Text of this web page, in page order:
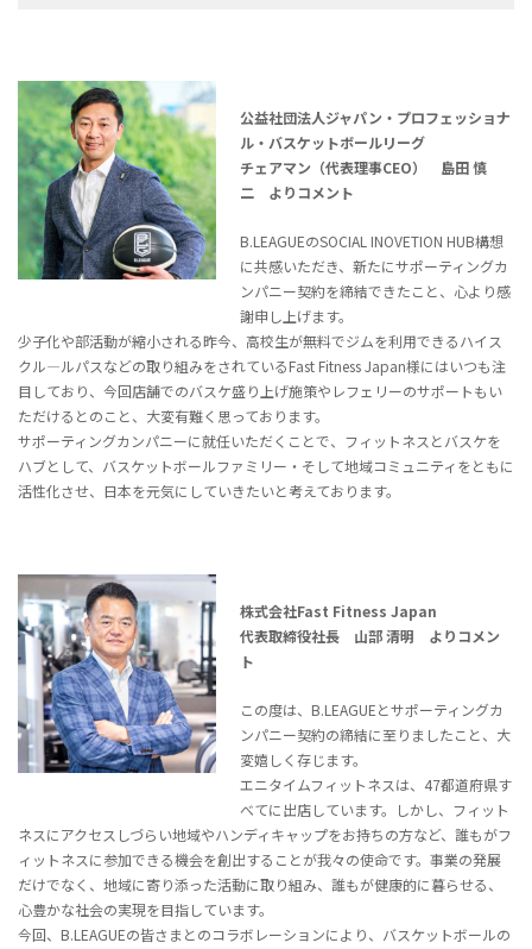
公益社団法人ジャパン・プロフェッショナ
ル・バスケットボールリーグ
チェアマン（代表理事CEO） 島田 慎
二 よりコメント
B.LEAGUEのSOCIAL INOVETION HUB構想
に共感いただき、新たにサポーティングカ
ンパニー契約を締結できたこと、心より感
謝申し上げます。
少子化や部活動が縮小される昨今、高校生が無料でジムを利用できるハイス
クル―ルパスなどの取り組みをされているFast Fitness Japan様にはいつも注
目しており、今回店舗でのバスケ盛り上げ施策やレフェリーのサポートもい
ただけるとのこと、大変有難く思っております。
サポーティングカンパニーに就任いただくことで、フィットネスとバスケを
ハブとして、バスケットボールファミリー・そして地域コミュニティをともに
活性化させ、日本を元気にしていきたいと考えております。
株式会社Fast Fitness Japan
代表取締役社長 山部 清明 よりコメン
ト
この度は、B.LEAGUEとサポーティングカ
ンパニー契約の締結に至りましたこと、大
変嬉しく存じます。
エニタイムフィットネスは、47都道府県す
べてに出店しています。しかし、フィット
ネスにアクセスしづらい地域やハンディキャップをお持ちの方など、誰もがフ
ィットネスに参加できる機会を創出することが我々の使命です。事業の発展
だけでなく、地域に寄り添った活動に取り組み、誰もが健康的に暮らせる、
心豊かな社会の実現を目指しています。
今回、B.LEAGUEの皆さまとのコラボレーションにより、バスケットボールの